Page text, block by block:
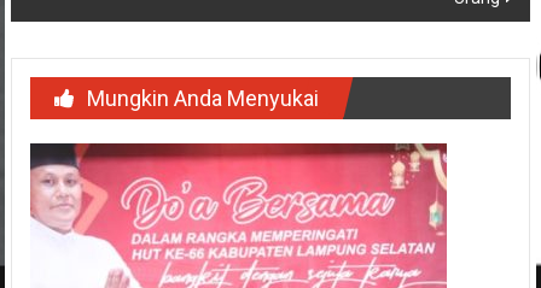
Mungkin Anda Menyukai